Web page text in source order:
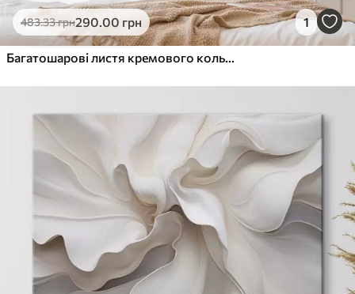
483.33грн290.00 грн 1
Багатошарові листя кремового кольору, що утворюють абстрактні квіткові візерунки, фактурне мистецтво